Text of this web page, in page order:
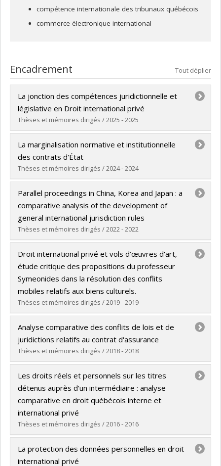
compétence internationale des tribunaux québécois
commerce électronique international
Encadrement Tout déplier
La jonction des compétences juridictionnelle et
législative en Droit international privé
Thèses et mémoires dirigés / 2025 - 2025
Diplômé(e) :Szabolcs, Nathalie
Cycle :Doctorat
Diplôme obtenu :LL. D.
Lien vers le document dans Papyrus
La marginalisation normative et institutionnelle
des contrats d'État
Thèses et mémoires dirigés / 2024 - 2024
Diplômé(e) :Attia, Savannah
Cycle :Maîtrise
Diplôme obtenu :LL. M.
Lien vers le document dans Papyrus
Parallel proceedings in China, Korea and Japan : a
comparative analysis of the development of
general international jurisdiction rules
Thèses et mémoires dirigés / 2022 - 2022
Diplômé(e) :Shen, Qian
Cycle :Doctorat
Diplôme obtenu :LL. D.
Lien vers le document dans Papyrus
Droit international privé et vols d’œuvres d'art,
étude critique des propositions du professeur
Symeonides dans la résolution des conflits
mobiles relatifs aux biens culturels.
Thèses et mémoires dirigés / 2019 - 2019
Diplômé(e) :Péaud, Héloïse
Cycle :Maîtrise
Diplôme obtenu :LL. M.
Lien vers le document dans Papyrus
Analyse comparative des conflits de lois et de
juridictions relatifs au contrat d'assurance
Thèses et mémoires dirigés / 2018 - 2018
Diplômé(e) :Szabolcs, Nathalie
Cycle :Maîtrise
Diplôme obtenu :LL. M.
Lien vers le document dans Papyrus
Les droits réels et personnels sur les titres
détenus auprès d'un intermédiaire : analyse
comparative en droit québécois interne et
international privé
Thèses et mémoires dirigés / 2016 - 2016
Diplômé(e) : Cachecho, Maya
Cycle :Doctorat
La protection des données personnelles en droit
international privé